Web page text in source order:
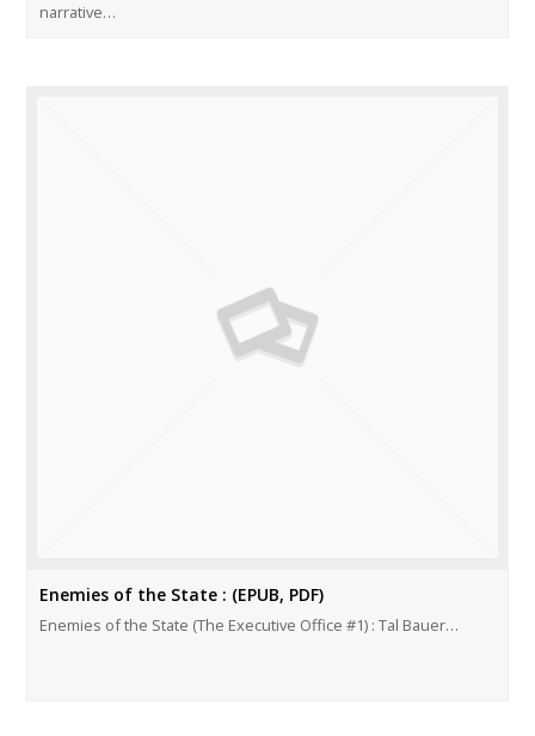
narrative…
Enemies of the State : (EPUB, PDF)
Enemies of the State (The Executive Office #1) : Tal Bauer…